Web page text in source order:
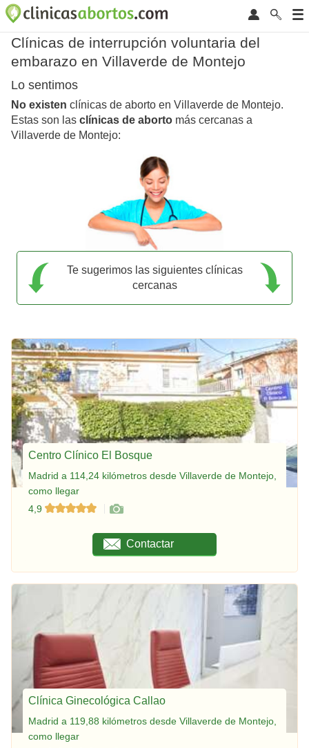
Clínicas de interrupción voluntaria del
embarazo en Villaverde de Montejo
Lo sentimos
No existen clínicas de aborto en Villaverde de Montejo.
Estas son las clínicas de aborto más cercanas a
Villaverde de Montejo:
Te sugerimos las siguientes clínicas
cercanas
Centro Clínico El Bosque
Madrid a 114,24 kilómetros desde Villaverde de Montejo,
como llegar
4,9
Contactar
Clínica Ginecológica Callao
Madrid a 119,88 kilómetros desde Villaverde de Montejo,
como llegar